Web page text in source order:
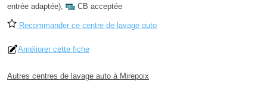
entrée adaptée), CB acceptée
Recommander ce centre de lavage auto
Améliorer cette fiche
Autres centres de lavage auto à Mirepoix